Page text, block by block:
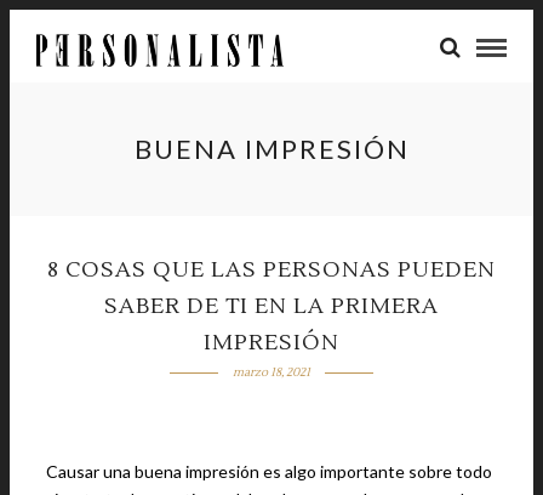
BUENA IMPRESIÓN
8 COSAS QUE LAS PERSONAS PUEDEN
SABER DE TI EN LA PRIMERA
IMPRESIÓN
marzo 18, 2021
Causar una buena impresión es algo importante sobre todo